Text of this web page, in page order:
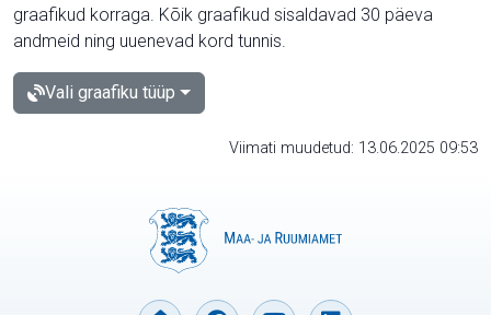
graafikud korraga. Kõik graafikud sisaldavad 30 päeva
andmeid ning uuenevad kord tunnis.
Vali graafiku tüüp
Viimati muudetud: 13.06.2025 09:53